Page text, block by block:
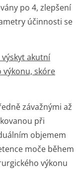
po 4, zlepšení
účinnosti se
akutní
skóre
závažnými až
při
objemem
moče během
výkonu